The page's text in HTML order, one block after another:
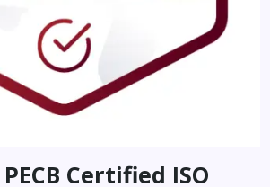
Certified ISO